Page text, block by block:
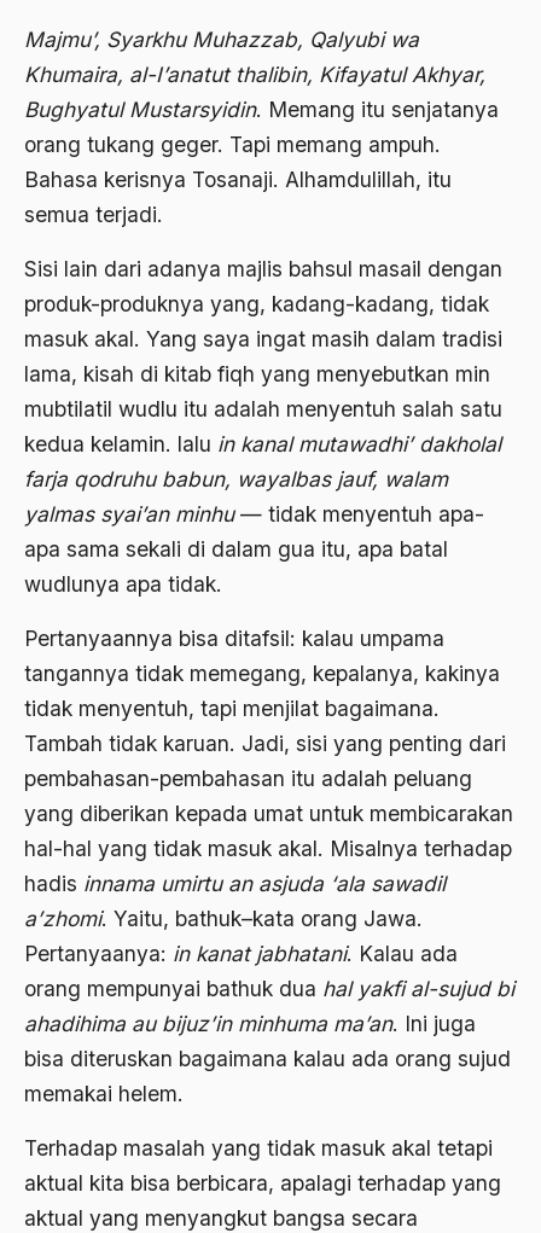
Majmu’, Syarkhu Muhazzab, Qalyubi wa
Khumaira, al-I’anatut thalibin, Kifayatul Akhyar,
Bughyatul Mustarsyidin. Memang itu senjatanya
orang tukang geger. Tapi memang ampuh.
Bahasa kerisnya Tosanaji. Alhamdulillah, itu
semua terjadi.
Sisi lain dari adanya majlis bahsul masail dengan
produk-produknya yang, kadang-kadang, tidak
masuk akal. Yang saya ingat masih dalam tradisi
lama, kisah di kitab fiqh yang menyebutkan min
mubtilatil wudlu itu adalah menyentuh salah satu
kedua kelamin. lalu in kanal mutawadhi’ dakholal
farja qodruhu babun, wayalbas jauf, walam
yalmas syai’an minhu— tidak menyentuh apa-
apa sama sekali di dalam gua itu, apa batal
wudlunya apa tidak.
Pertanyaannya bisa ditafsil: kalau umpama
tangannya tidak memegang, kepalanya, kakinya
tidak menyentuh, tapi menjilat bagaimana.
Tambah tidak karuan. Jadi, sisi yang penting dari
pembahasan-pembahasan itu adalah peluang
yang diberikan kepada umat untuk membicarakan
hal-hal yang tidak masuk akal. Misalnya terhadap
hadis innama umirtu an asjuda ‘ala sawadil
a’zhomi. Yaitu, bathuk–kata orang Jawa.
Pertanyaanya: in kanat jabhatani. Kalau ada
orang mempunyai bathuk dua hal yakfi al-sujud bi
ahadihima au bijuz’in minhuma ma’an. Ini juga
bisa diteruskan bagaimana kalau ada orang sujud
memakai helem.
Terhadap masalah yang tidak masuk akal tetapi
aktual kita bisa berbicara, apalagi terhadap yang
aktual yang menyangkut bangsa secara
ambisi politik
Ambivalen
ambon
Amerika
amerika serikat
Amien Rais
Amin Iskandar
Amir
Amir Syakib Arsalan
Amirn Rais
amrozi
Anatomi
Andi Mallarangeng
Andre Gide
Angkatan Laut AS
Ansor
Antara Keyakinan dan Keuletan
Anti Kekerasan
Anti Klimak
Antony Van Leeuwenhoek